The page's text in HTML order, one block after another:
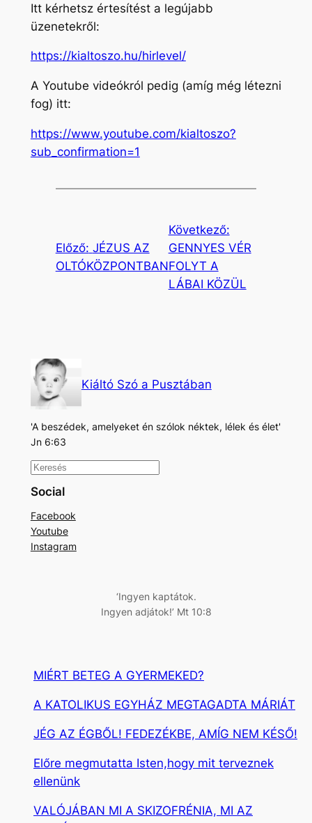
Itt kérhetsz értesítést a legújabb
üzenetekről:
https://kialtoszo.hu/hirlevel/
A Youtube videókról pedig (amíg még létezni
fog) itt:
https://www.youtube.com/kialtoszo?
sub_confirmation=1
Előző: JÉZUS AZ
OLTÓKÖZPONTBAN
Következő:
GENNYES VÉR
FOLYT A
LÁBAI KÖZÜL
Kiáltó Szó a Pusztában
'A beszédek, amelyeket én szólok néktek, lélek és élet'
Jn 6:63
K
e
e
s
Social
Facebook
Youtube
Instagram
‘Ingyen kaptátok.
Ingyen adjátok!’ Mt 10:8
MIÉRT BETEG A GYERMEKED?
A KATOLIKUS EGYHÁZ MEGTAGADTA MÁRIÁT
JÉG AZ ÉGBŐL! FEDEZÉKBE, AMÍG NEM KÉSŐ!
Előre megmutatta Isten,hogy mit terveznek
ellenünk
VALÓJÁBAN MI A SKIZOFRÉNIA, MI AZ